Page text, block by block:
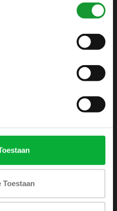
Toestaan
Policy